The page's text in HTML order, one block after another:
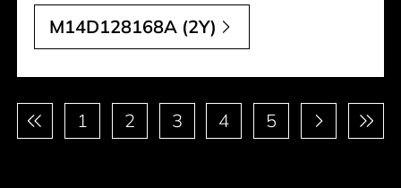
M14D128168A (2Y)
Paginierung
1 2 3 4 5